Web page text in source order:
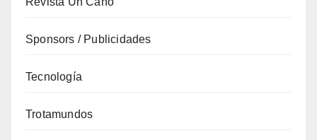
Sponsors / Publicidades
Tecnología
Trotamundos